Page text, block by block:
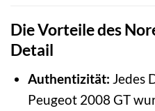
Die Vorteile des
Detail
Authentizität: Jedes
Peugeot 2008 GT